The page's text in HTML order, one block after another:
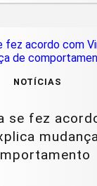
NOTÍCIAS
se fez